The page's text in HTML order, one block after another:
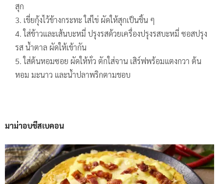
สุก
เขี่ยกุ้งไว้ข้างกระทะ ใส่ไข่ ผัดให้สุกเป็นชิ้น ๆ
ใส่ข้าวและเส้นบะหมี่ ปรุงรสด้วยเครื่องปรุงรสบะหมี่ ซอสปรุง
รส น้ำตาล ผัดให้เข้ากัน
ใส่ต้นหอมซอย ผัดให้ทั่ว ตักใส่จาน เสิร์ฟพร้อมแตงกวา ต้น
หอม มะนาว และน้ำปลาพริกตามชอบ
มาม่าอบชีสเบคอน